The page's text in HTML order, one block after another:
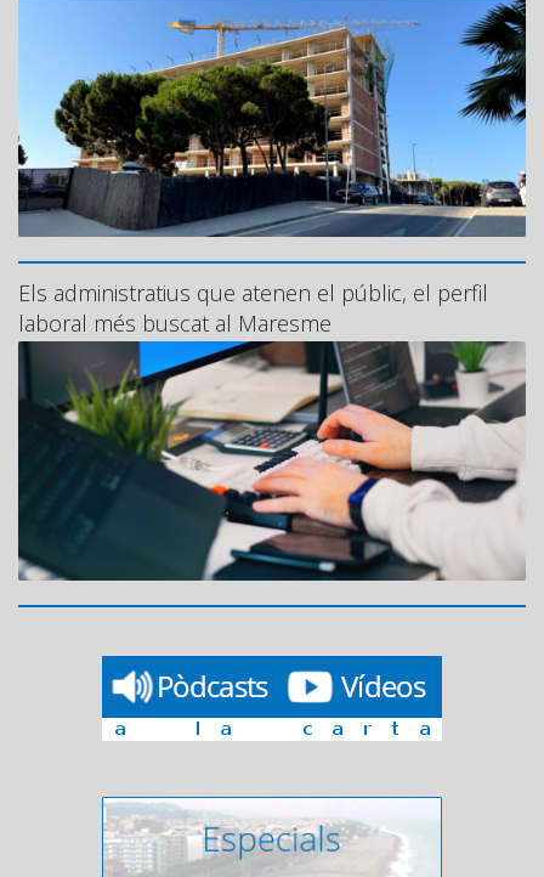
Els administratius que atenen el públic, el perfil
laboral més buscat al Maresme